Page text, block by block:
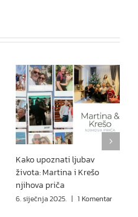
Kako upoznati ljubav
života: Martina i Krešo
njihova priča
6. siječnja 2025. | 1 Komentar